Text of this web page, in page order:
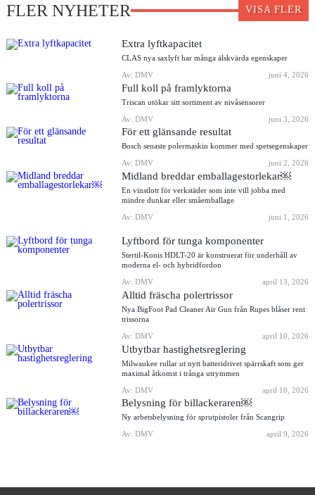
FLER NYHETER VISA FLER
Extra lyftkapacitet
CLAS nya saxlyft har många älskvärda egenskaper
Av: DMV
juni 4, 2026
Full koll på framlyktorna
Triscan utökar sitt sortiment av nivåsensorer
Av: DMV
juni 3, 2026
För ett glänsande resultat
Bosch senaste polermaskin kommer med spetsegenskaper
Av: DMV
juni 2, 2026
Midland breddar emballagestorlekar￼
En vinstlott för verkstäder som inte vill jobba med
mindre dunkar eller småemballage
Av: DMV
juni 1, 2026
Lyftbord för tunga komponenter
Stertil-Konis HDLT-20 är konstruerat för underhåll av
moderna el- och hybridfordon
Av: DMV
april 13, 2026
Alltid fräscha polertrissor
Nya BigFoot Pad Cleaner Air Gun från Rupes blåser rent
trissorna
Av: DMV
april 10, 2026
Utbytbar hastighetsreglering
Milwaukee rullar ut nytt batteridrivet spärrskaft som ger
maximal åtkomst i trånga utrymmen
Av: DMV
april 10, 2026
Belysning för billackeraren￼
Ny arbetsbelysning för sprutpistoler från Scangrip
Av: DMV
april 9, 2026